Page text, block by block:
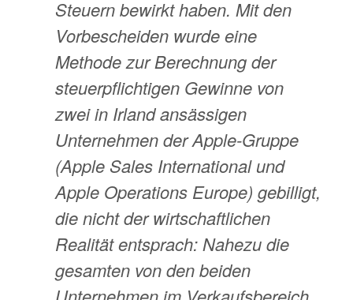
Steuern bewirkt haben. Mit den
Vorbescheiden wurde eine
Methode zur Berechnung der
steuerpflichtigen Gewinne von
zwei in Irland ansässigen
Unternehmen der Apple-Gruppe
(Apple Sales International und
Apple Operations Europe) gebilligt,
die nicht der wirtschaftlichen
Realität entsprach: Nahezu die
gesamten von den beiden